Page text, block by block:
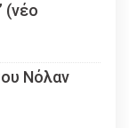
(νέο
Νόλαν